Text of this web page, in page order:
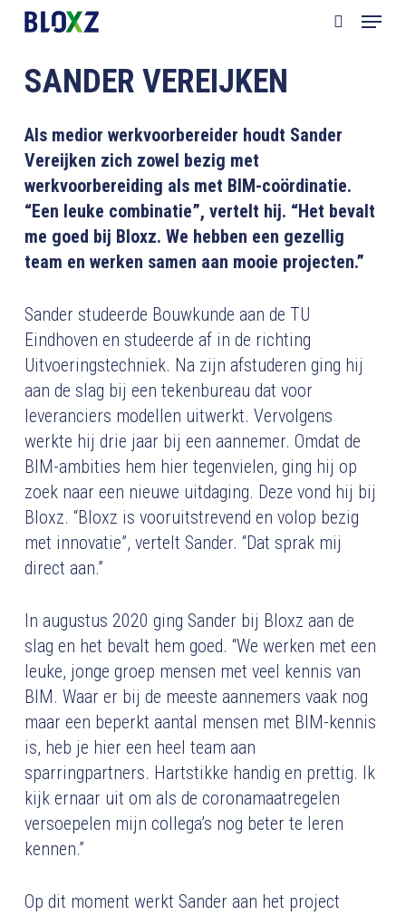
Skip
content
Menu
SANDER VEREIJKEN
Als medior werkvoorbereider houdt Sander
Vereijken zich zowel bezig met
werkvoorbereiding als met BIM-coördinatie.
“Een leuke combinatie”, vertelt hij. “Het bevalt
me goed bij Bloxz. We hebben een gezellig
team en werken samen aan mooie projecten.”
Sander studeerde Bouwkunde aan de TU
Eindhoven en studeerde af in de richting
Uitvoeringstechniek. Na zijn afstuderen ging hij
aan de slag bij een tekenbureau dat voor
leveranciers modellen uitwerkt. Vervolgens
werkte hij drie jaar bij een aannemer. Omdat de
BIM-ambities hem hier tegenvielen, ging hij op
zoek naar een nieuwe uitdaging. Deze vond hij bij
Bloxz. “Bloxz is vooruitstrevend en volop bezig
met innovatie”, vertelt Sander. “Dat sprak mij
direct aan.”
In augustus 2020 ging Sander bij Bloxz aan de
slag en het bevalt hem goed. “We werken met een
leuke, jonge groep mensen met veel kennis van
BIM. Waar er bij de meeste aannemers vaak nog
maar een beperkt aantal mensen met BIM-kennis
is, heb je hier een heel team aan
sparringpartners. Hartstikke handig en prettig. Ik
kijk ernaar uit om als de coronamaatregelen
versoepelen mijn collega’s nog beter te leren
kennen.”
Op dit moment werkt Sander aan het project